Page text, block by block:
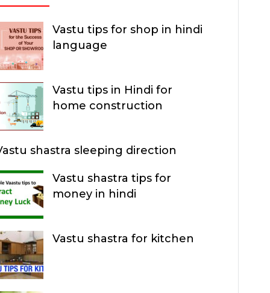
R
Vastu tips for shop in hindi
language
Vastu tips in Hindi for
home construction
shastra sleeping direction
Vastu shastra tips for
money in hindi
Vastu shastra for kitchen